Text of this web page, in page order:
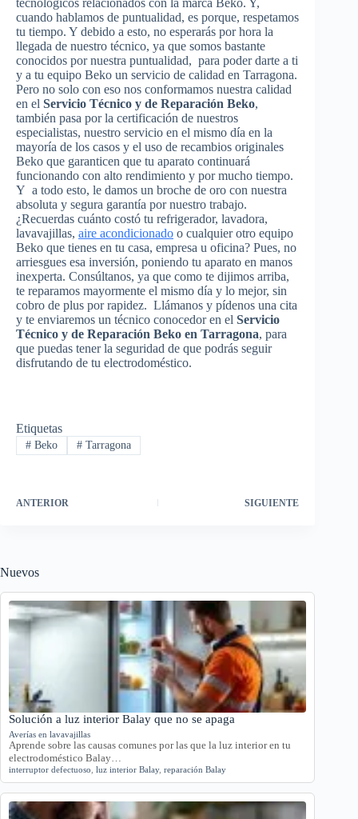
cuando hablamos de puntualidad, es porque, respetamos
tu tiempo. Y debido a esto, no esperarás por hora la
llegada de nuestro técnico, ya que somos bastante
conocidos por nuestra puntualidad, para poder darte a ti
y a tu equipo Beko un servicio de calidad en Tarragona.
Pero no solo con eso nos conformamos nuestra calidad
en el Servicio Técnico y de Reparación Beko,
también pasa por la certificación de nuestros
especialistas, nuestro servicio en el mismo día en la
mayoría de los casos y el uso de recambios originales
Beko que garanticen que tu aparato continuará
funcionando con alto rendimiento y por mucho tiempo.
Y a todo esto, le damos un broche de oro con nuestra
absoluta y segura garantía por nuestro trabajo.
¿Recuerdas cuánto costó tu refrigerador, lavadora,
lavavajillas, aire acondicionado o cualquier otro equipo
Beko que tienes en tu casa, empresa u oficina? Pues, no
arriesgues esa inversión, poniendo tu aparato en manos
inexperta. Consúltanos, ya que como te dijimos arriba,
te reparamos mayormente el mismo día y lo mejor, sin
cobro de plus por rapidez. Llámanos y pídenos una cita
y te enviaremos un técnico conocedor en el Servicio
Técnico y de Reparación Beko en Tarragona, para
que puedas tener la seguridad de que podrás seguir
disfrutando de tu electrodoméstico.
Etiquetas
#Beko #Tarragona
ANTERIOR SIGUIENTE
Nuevos
Solución a luz interior Balay que no se apaga
Averías en lavavajillas
Aprende sobre las causas comunes por las que la luz interior en tu
electrodoméstico Balay…
interruptor defectuoso luz interior Balay, reparación Balay